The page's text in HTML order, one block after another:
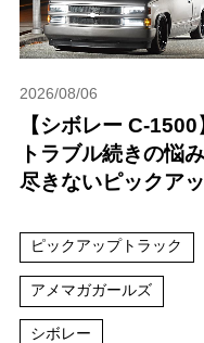
2026/08/06
【シボレー C-1500
トラブル続きの悩
尽きないピックア
ピックアップトラック
アメマガガールズ
シボレー